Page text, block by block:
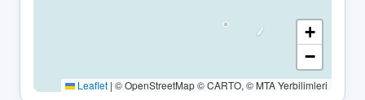
+
−
Leaflet | © OpenStreetMap © CARTO, © MTA Yerbilimleri